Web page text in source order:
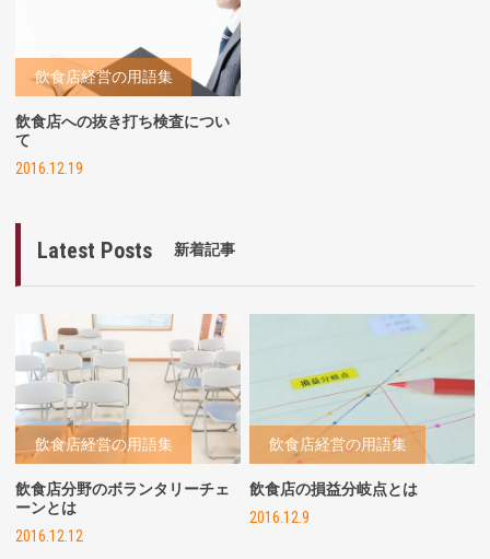
飲食店経営の用語集
飲食店への抜き打ち検査につい
て
2016.12.19
Latest Posts 新着記事
飲食店経営の用語集
飲食店分野のボランタリーチェ
ーンとは
2016.12.12
飲食店経営の用語集
飲食店の損益分岐点とは
2016.12.9